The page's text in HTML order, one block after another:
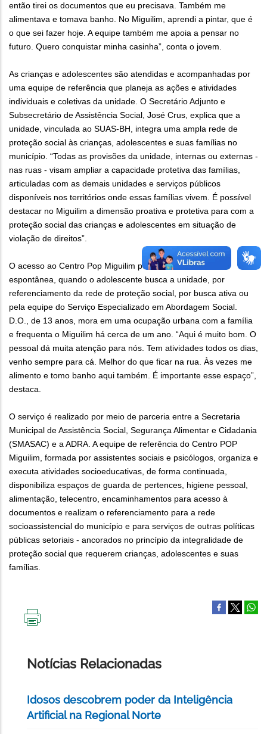
então tirei os documentos que eu precisava. Também me
alimentava e tomava banho. No Miguilim, aprendi a pintar, que é
o que sei fazer hoje. A equipe também me apoia a pensar no
futuro. Quero conquistar minha casinha”, conta o jovem.
As crianças e adolescentes são atendidas e acompanhadas por
uma equipe de referência que planeja as ações e atividades
individuais e coletivas da unidade. O Secretário Adjunto e
Subsecretário de Assistência Social, José Crus, explica que a
unidade, vinculada ao SUAS-BH, integra uma ampla rede de
proteção social às crianças, adolescentes e suas famílias no
município. “Todas as provisões da unidade, internas ou externas -
nas ruas - visam ampliar a capacidade protetiva das famílias,
articuladas com as demais unidades e serviços públicos
disponíveis nos territórios onde essas famílias vivem. É possível
destacar no Miguilim a dimensão proativa e protetiva para com a
proteção social das crianças e adolescentes em situação de
violação de direitos”.
O acesso ao Centro Pop Miguilim pode ser feito de forma
espontânea, quando o adolescente busca a unidade, por
referenciamento da rede de proteção social, por busca ativa ou
pela equipe do Serviço Especializado em Abordagem Social.
D.O., de 13 anos, mora em uma ocupação urbana com a família
e frequenta o Miguilim há cerca de um ano. “Aqui é muito bom. O
pessoal dá muita atenção para nós. Tem atividades todos os dias,
venho sempre para cá. Melhor do que ficar na rua. Às vezes me
alimento e tomo banho aqui também. É importante esse espaço”,
destaca.
O serviço é realizado por meio de parceria entre a Secretaria
Municipal de Assistência Social, Segurança Alimentar e Cidadania
(SMASAC) e a ADRA. A equipe de referência do Centro POP
Miguilim, formada por assistentes sociais e psicólogos, organiza e
executa atividades socioeducativas, de forma continuada,
disponibiliza espaços de guarda de pertences, higiene pessoal,
alimentação, telecentro, encaminhamentos para acesso à
documentos e realizam o referenciamento para a rede
socioassistencial do município e para serviços de outras políticas
públicas setoriais - ancorados no princípio da integralidade de
proteção social que requerem crianças, adolescentes e suas
famílias.
Notícias Relacionadas
Idosos descobrem poder da Inteligência
Artificial na Regional Norte